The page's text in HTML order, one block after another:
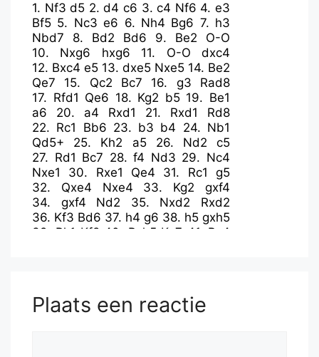
1. Nf3 d5 2.d4 c6 3.c4 Nf6 4.e3
Bf5 5. Nc3 e6 6. Nh4 Bg6 7. h3
Nbd7
8. Bd2 Bd6 9. Be2
O-O
10. Nxg6 hxg6 11. O-O
dxc4
12. Bxc4 e5 13. dxe5 Nxe5 14. Be2
Qe7
15. Qc2 Bc7 16. g3
Rad8
17. Rfd1 Qe6 18. Kg2 b5 19. Be1
a6
20. a4 Rxd1 21. Rxd1
Rd8
22. Rc1 Bb6 23. b3 b4 24. Nb1
Qd5+
25. Kh2 a5 26. Nd2
c5
27. Rd1 Bc7 28.f4 Nd3 29. Nc4
Nxe1
30. Rxe1 Qe4 31. Rc1
g5
32. Qxe4 Nxe4 33. Kg2
gxf4
34. gxf4 Nd2 35. Nxd2
Rxd2
36. Kf3 Bd6 37. h4 g6 38. h5 gxh5
39. Rh1 Kf8 40. Rxh5 Kg7 41. Bc4
52.fxe5 Rd8 53.Ra7
Rd4+
Plaats een reactie